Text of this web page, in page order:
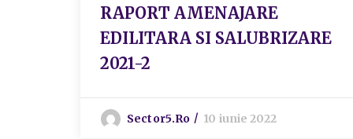
RAPORT AMENAJARE
EDILITARA SI SALUBRIZARE
2021-2
Sector5.ro 10 iunie 2022